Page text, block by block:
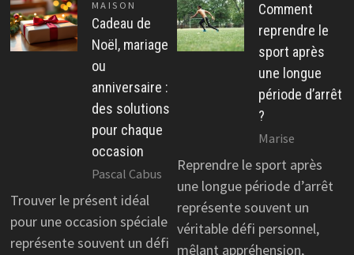
MAISON
Cadeau de
Noël, mariage
ou
anniversaire :
des solutions
pour chaque
occasion
Pascal Cabus
Trouver le présent idéal
pour une occasion spéciale
représente souvent un défi
Comment
reprendre le
sport après
une longue
période d’arrêt
?
Marise
Reprendre le sport après
une longue période d’arrêt
représente souvent un
véritable défi personnel,
mêlant appréhension,